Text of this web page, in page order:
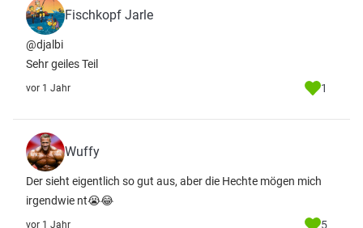
Fischkopf Jarle
@djalbi
Sehr geiles Teil
vor 1 Jahr 1
Wuffy
Der sieht eigentlich so gut aus, aber die Hechte mögen mich
irgendwie nt😭😂
vor 1 Jahr 5